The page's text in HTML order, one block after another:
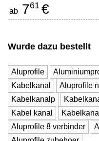
ab 761 €
Wurde dazu bestellt
Aluprofile
Kabelkanal
Aluprofile
Kabelkanalp
Kabel kanal
Kabelkana
Aluprofile 8 verbinder